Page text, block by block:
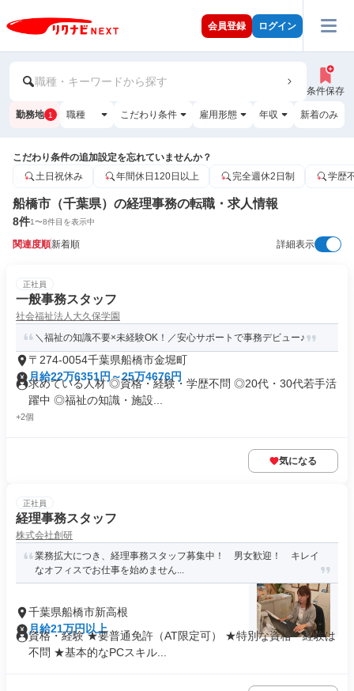
会員登録 ログイン
職種・キーワードから探す
条件保存
勤務地 1 職種 こだわり条件 雇用形態 年収 新着のみ
こだわり条件の追加設定を忘れていませんか？
土日祝休み
年間休日120日以上 完全週休2日制 学歴
船橋市（千葉県）の経理事務の転職・求人情報
8件1〜8件目を表示中
関連度順新着順 詳細表示
正社員
一般事務スタッフ
社会福祉法人大久保学園
＼福祉の知識不要×未経験OK！／安心サポートで事務デビュー♪
〒274-0054千葉県船橋市金堀町
月給22万6351円～25万4676円
求めている人材 ◎資格・経験・学歴不問 ◎20代・30代若手活
躍中 ◎福祉の知識・施設...
+2個
気になる
正社員
経理事務スタッフ
株式会社創研
業務拡大につき、経理事務スタッフ募集中！ 男女歓迎！ キレイ
なオフィスでお仕事を始めません...
千葉県船橋市新高根
月給21万円以上
資格・経験 ★要普通免許（AT限定可） ★特別な資格・経験は
不問 ★基本的なPCスキル...